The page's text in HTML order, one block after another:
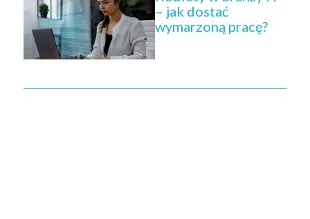
– jak dostać
wymarzoną pracę?